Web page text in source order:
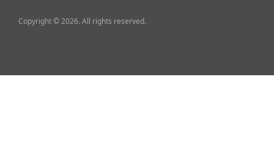
Copyright © 2026. All rights reserved.